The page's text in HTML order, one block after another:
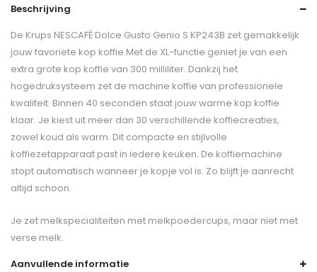
Beschrijving
De Krups NESCAFÉ Dolce Gusto Genio S KP243B zet gemakkelijk
jouw favoriete kop koffie.Met de XL-functie geniet je van een
extra grote kop koffie van 300 milliliter. Dankzij het
hogedruksysteem zet de machine koffie van professionele
kwaliteit. Binnen 40 seconden staat jouw warme kop koffie
klaar. Je kiest uit meer dan 30 verschillende koffiecreaties,
zowel koud als warm. Dit compacte en stijlvolle
koffiezetapparaat past in iedere keuken. De koffiemachine
stopt automatisch wanneer je kopje vol is. Zo blijft je aanrecht
altijd schoon.
Je zet melkspecialiteiten met melkpoedercups, maar niet met
verse melk.
Aanvullende informatie